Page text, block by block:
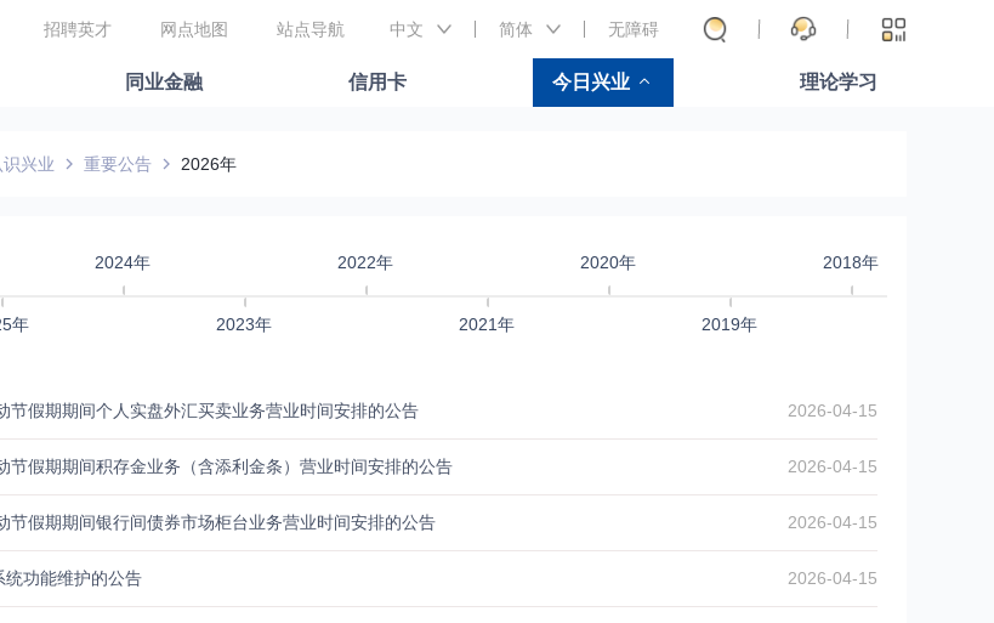
招聘英才 网点地图 站点导航 中文 简体 无障碍
同业金融 信用卡 今日兴业 理论学习
识兴业 重要公告 2026年
年
2024年
2023年
2022年
2021年
2020年
2019年
2018年
节假期期间个人实盘外汇买卖业务营业时间安排的公告 2026-04-15
节假期期间积存金业务（含添利金条）营业时间安排的公告 2026-04-15
节假期期间银行间债券市场柜台业务营业时间安排的公告 2026-04-15
统功能维护的公告 2026-04-15